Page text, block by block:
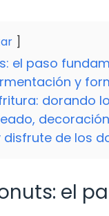
el paso
y
dorando
disfrute de los
el